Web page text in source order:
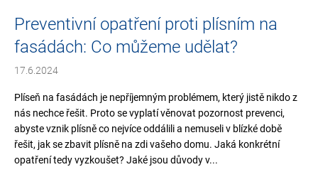
Preventivní opatření proti plísním na
fasádách: Co můžeme udělat?
17.6.2024
Plíseň na fasádách je nepříjemným problémem, který jistě nikdo z
nás nechce řešit. Proto se vyplatí věnovat pozornost prevenci,
abyste vznik plísně co nejvíce oddálili a nemuseli v blízké době
řešit, jak se zbavit plísně na zdi vašeho domu. Jaká konkrétní
opatření tedy vyzkoušet? Jaké jsou důvody v...
e
m
e
ALGACLEAN
STONE
10
KG
6
599